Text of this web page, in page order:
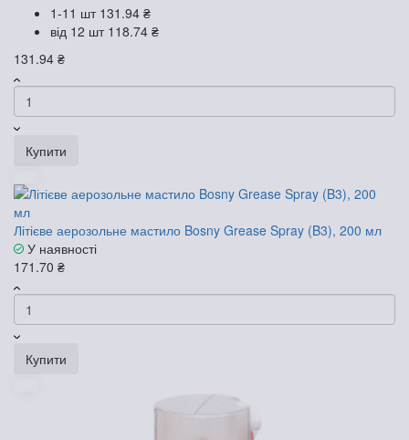
1-11 шт 131.94 ₴
від 12 шт 118.74 ₴
131.94 ₴
Купити
Літієве аерозольне мастило Bosny Grease Spray (B3), 200 мл
У наявності
171.70 ₴
Купити